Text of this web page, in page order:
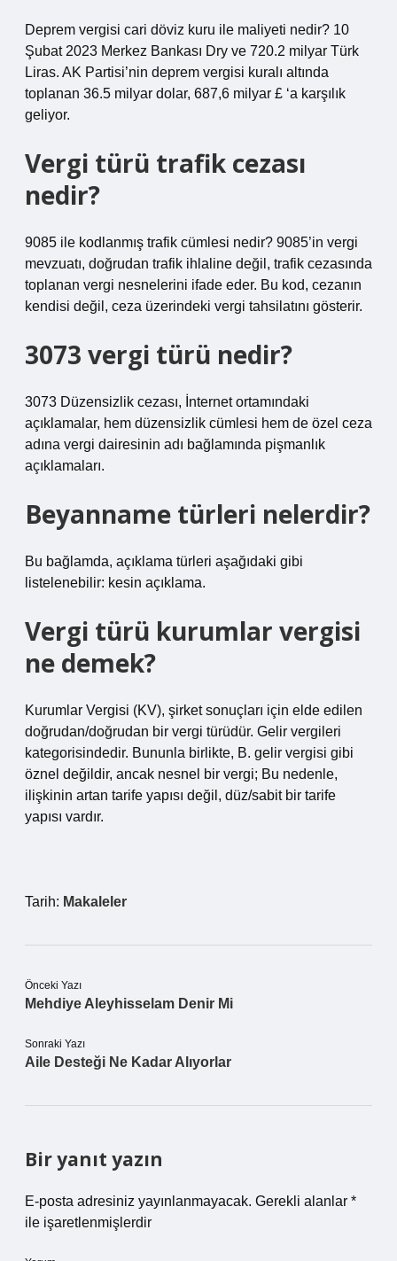
Deprem vergisi cari döviz kuru ile maliyeti nedir? 10
Şubat 2023 Merkez Bankası Dry ve 720.2 milyar Türk
Liras. AK Partisi’nin deprem vergisi kuralı altında
toplanan 36.5 milyar dolar, 687,6 milyar £ ‘a karşılık
geliyor.
Vergi türü trafik cezası
nedir?
9085 ile kodlanmış trafik cümlesi nedir? 9085’in vergi
mevzuatı, doğrudan trafik ihlaline değil, trafik cezasında
toplanan vergi nesnelerini ifade eder. Bu kod, cezanın
kendisi değil, ceza üzerindeki vergi tahsilatını gösterir.
3073 vergi türü nedir?
3073 Düzensizlik cezası, İnternet ortamındaki
açıklamalar, hem düzensizlik cümlesi hem de özel ceza
adına vergi dairesinin adı bağlamında pişmanlık
açıklamaları.
Beyanname türleri nelerdir?
Bu bağlamda, açıklama türleri aşağıdaki gibi
listelenebilir: kesin açıklama.
Vergi türü kurumlar vergisi
ne demek?
Kurumlar Vergisi (KV), şirket sonuçları için elde edilen
doğrudan/doğrudan bir vergi türüdür. Gelir vergileri
kategorisindedir. Bununla birlikte, B. gelir vergisi gibi
öznel değildir, ancak nesnel bir vergi; Bu nedenle,
ilişkinin artan tarife yapısı değil, düz/sabit bir tarife
yapısı vardır.
Tarih: Makaleler
Önceki Yazı
Mehdiye Aleyhisselam Denir Mi
Sonraki Yazı
Aile Desteği Ne Kadar Alıyorlar
Bir yanıt yazın
E-posta adresiniz yayınlanmayacak. Gerekli alanlar *
ile işaretlenmişlerdir